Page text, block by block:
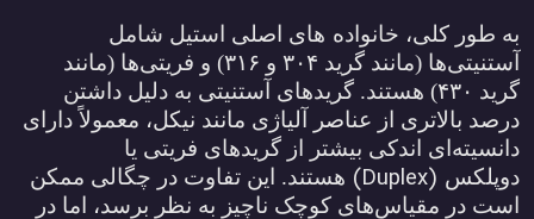
به طور کلی، خانواده‌ های اصلی استیل شامل
آستنیتی‌ها (مانند گرید ۳۰۴ و ۳۱۶)
و فریتی‌ها (مانند
گرید ۴۳۰)
هستند. گریدهای آستنیتی به دلیل داشتن
درصد بالاتری از عناصر آلیاژی مانند نیکل، معمولاً دارای
دانسیته‌ای اندکی بیشتر از گریدهای فریتی یا
دوپلکس (Duplex) هستند. این تفاوت در چگالی ممکن
است در مقیاس‌های کوچک ناچیز به نظر برسد، اما در